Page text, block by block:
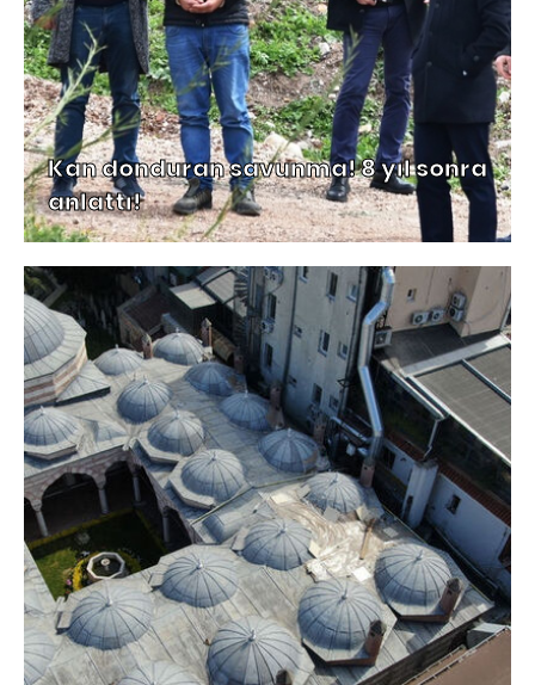
Kan donduran savunma! 8 yıl sonra
anlattı!